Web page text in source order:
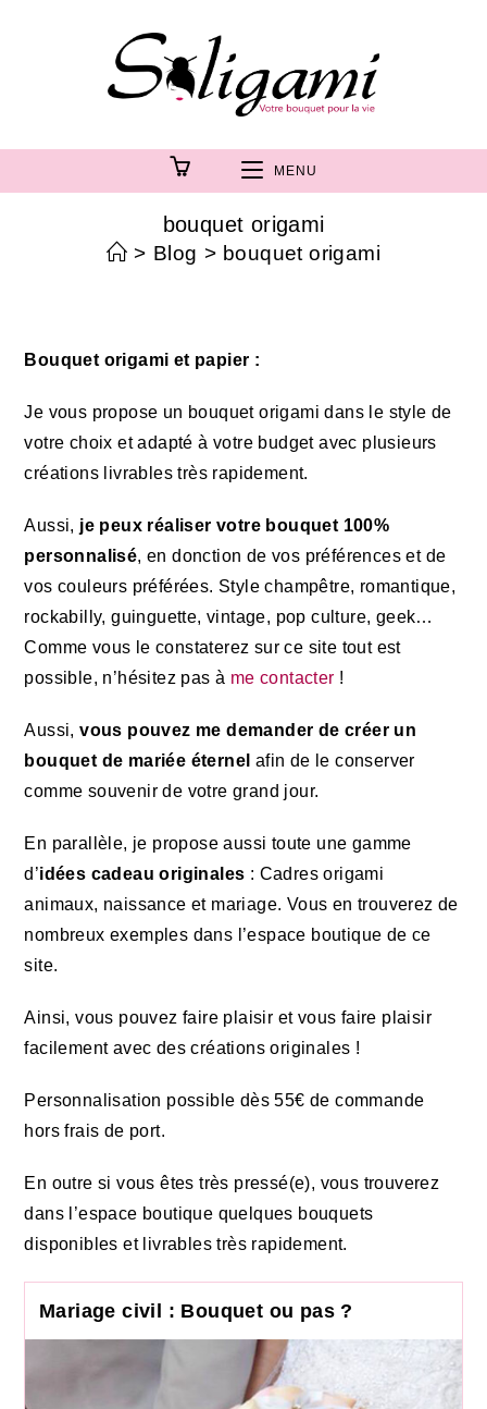
MENU
bouquet origami
> Blog > bouquet origami
Bouquet origami et papier :
Je vous propose un bouquet origami dans le style de
votre choix et adapté à votre budget avec plusieurs
créations livrables très rapidement.
Aussi, je peux réaliser votre bouquet 100%
personnalisé, en donction de vos préférences et de
vos couleurs préférées. Style champêtre, romantique,
rockabilly, guinguette, vintage, pop culture, geek…
Comme vous le constaterez sur ce site tout est
possible, n’hésitez pas à me contacter !
Aussi, vous pouvez me demander de créer un
bouquet de mariée éternel afin de le conserver
comme souvenir de votre grand jour.
En parallèle, je propose aussi toute une gamme
d’idées cadeau originales : Cadres origami
animaux, naissance et mariage. Vous en trouverez de
nombreux exemples dans l’espace boutique de ce
site.
Ainsi, vous pouvez faire plaisir et vous faire plaisir
facilement avec des créations originales !
Personnalisation possible dès 55€ de commande
hors frais de port.
En outre si vous êtes très pressé(e), vous trouverez
dans l’espace boutique quelques bouquets
disponibles et livrables très rapidement.
Mariage civil : Bouquet ou pas ?